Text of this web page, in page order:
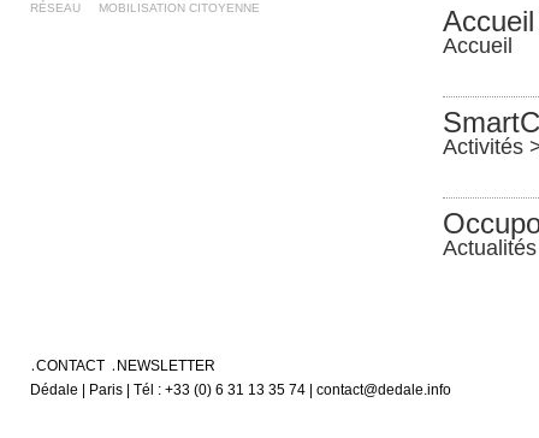
RÉSEAU MOBILISATION CITOYENNE Accueil
Accueil
Activités
Actualités
CONTACT
NEWSLETTER
Dédale | Paris | Tél : +33 (0) 6 31 13 35 74 | contact@dedale.info